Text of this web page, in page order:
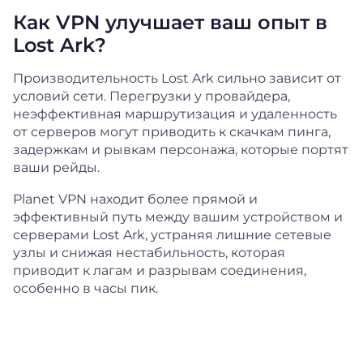
Как VPN улучшает ваш опыт в
Lost Ark?
Производительность Lost Ark сильно зависит от
условий сети. Перегрузки у провайдера,
неэффективная маршрутизация и удаленность
от серверов могут приводить к скачкам пинга,
задержкам и рывкам персонажа, которые портят
ваши рейды.
Planet VPN находит более прямой и
эффективный путь между вашим устройством и
серверами Lost Ark, устраняя лишние сетевые
узлы и снижая нестабильность, которая
приводит к лагам и разрывам соединения,
особенно в часы пик.